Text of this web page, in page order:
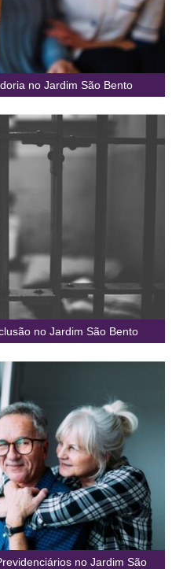
no Jardim São Bento
no Jardim São Bento
no Jardim São